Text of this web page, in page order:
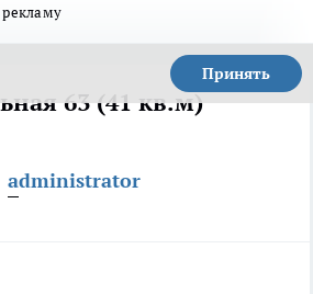
рекламу
Принять
63 (41 кв.м)
administrator